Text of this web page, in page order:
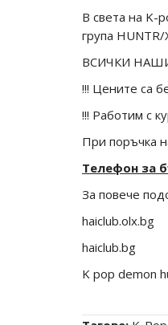
В света на K-
група
ВСИЧКИ
!!! Цените са
!!! Работим с
При поръчка
Телефон за
За повече
haiclub.olx.bg
haiclub.bg
K pop demon